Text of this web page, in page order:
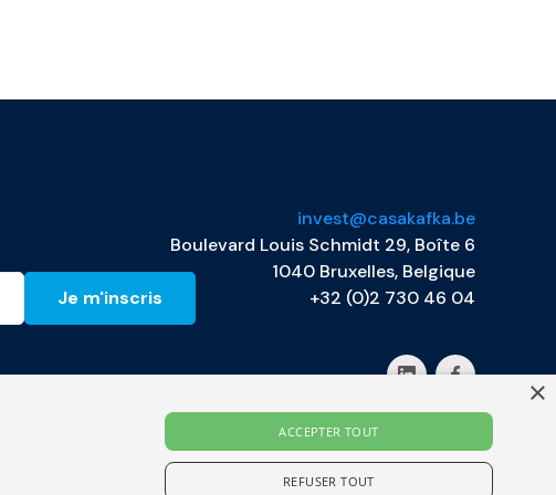
invest@casakafka.be
Boulevard Louis Schmidt 29, Boîte 6
1040 Bruxelles, Belgique
+32 (0)2 730 46 04
×
ACCEPTER TOUT
REFUSER TOUT